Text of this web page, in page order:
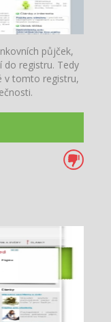
půjček,
do registru. Tedy
v tomto registru,